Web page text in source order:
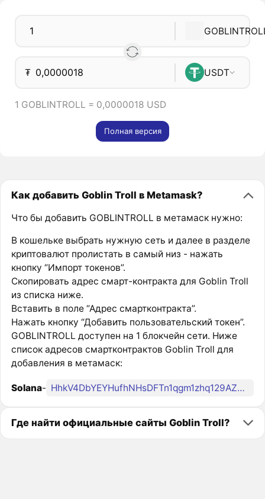
₮ USDT
1 GOBLINTROLL = 0,0000018 USD
Полная версия
Как добавить Goblin Troll в Metamask?
Что бы добавить GOBLINTROLL в метамаск нужно:
В кошельке выбрать нужную сеть и далее в разделе
криптовалют пролистать в самый низ - нажать
кнопку “Импорт токенов”.
Скопировать адрес смарт-контракта для Goblin Troll
из списка ниже.
Вставить в поле “Адрес смартконтракта”.
Нажать кнопку “Добавить пользовательский токен”.
GOBLINTROLL доступен на 1 блокчейн сети. Ниже
список адресов смартконтрактов Goblin Troll для
добавления в метамаск:
Solana- HhkV4DbYEYHufhNHsDFTn1qgm1zhq129AZJMqwp9pump
Где найти официальные сайты Goblin Troll?